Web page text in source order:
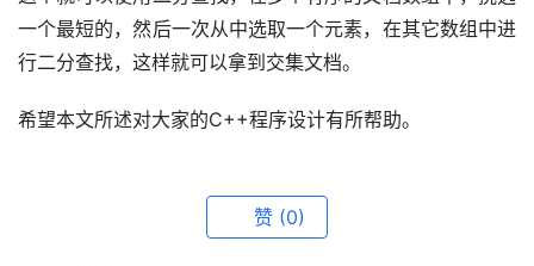
一个最短的，然后一次从中选取一个元素，在其它数组中进
行二分查找，这样就可以拿到交集文档。
希望本文所述对大家的C++程序设计有所帮助。
赞 (0)